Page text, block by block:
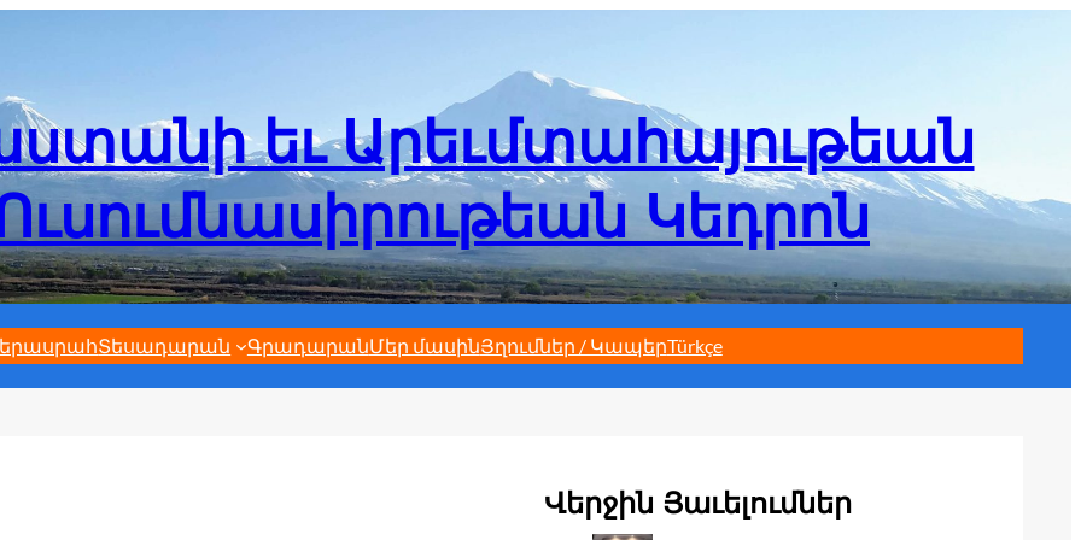
եւ Արեւմտահայութեան
Կեդրոն
Տեսադարան ԳրադարանՄեր մասինՅղումներ / ԿապերTürkçe
Վերջին Յաւելումներ